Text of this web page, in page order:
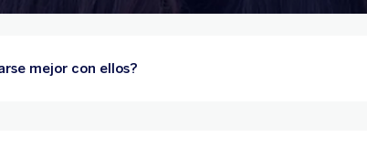
mejor con ellos?